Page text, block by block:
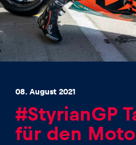
Events
08. August 2021
#StyrianGP
für den